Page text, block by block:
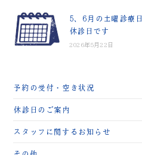
5、6月の土曜診
休診日です
2026年5月22日
予約の受付・空き状況
休診日のご案内
スタッフに関するお知らせ